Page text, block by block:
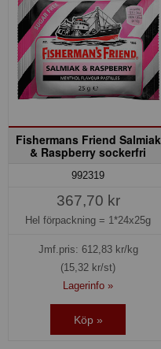
Fishermans Friend Salmiak
& Raspberry sockerfri
992319
367,70 kr
Hel förpackning = 1*24x25g
Jmf.pris: 612,83kr/kg
(15,32 kr/st)
Lagerinfo »
Köp »